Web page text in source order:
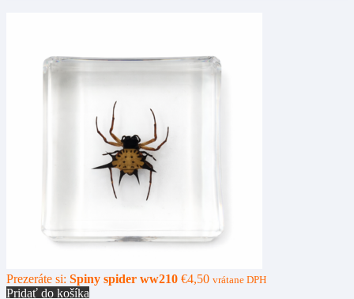
Prezeráte si: Spiny spider ww210 €4,50 vrátane DPH
Pridať do košíka